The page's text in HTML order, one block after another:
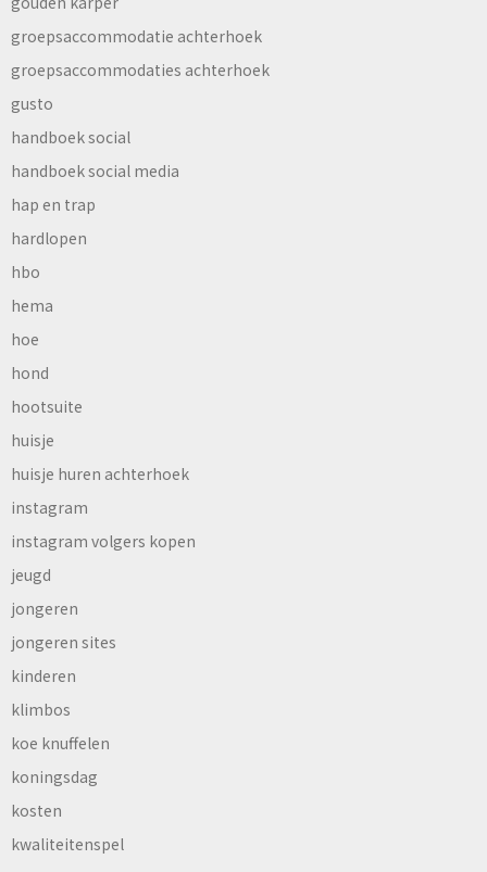
groepsaccommodatie achterhoek
groepsaccommodaties achterhoek
gusto
handboek social
handboek social media
hap en trap
hardlopen
hbo
hema
hoe
hond
hootsuite
huisje
huisje huren achterhoek
instagram
instagram volgers kopen
jeugd
jongeren
jongeren sites
kinderen
klimbos
koe knuffelen
koningsdag
kosten
kwaliteitenspel